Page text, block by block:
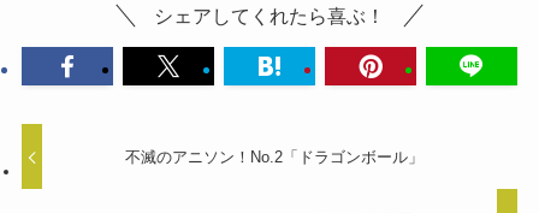
シェアしてくれたら喜ぶ！
不滅のアニソン！No.2「ドラゴンボール」